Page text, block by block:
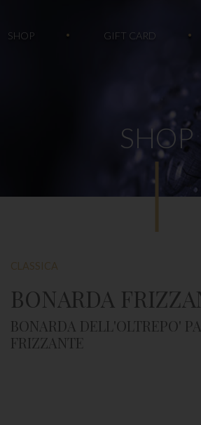
SHOP GIFT CARD
SHOP
CLASSICA
BONARDA
BONARDA DELL'OLTREPO'
FRIZZANTE